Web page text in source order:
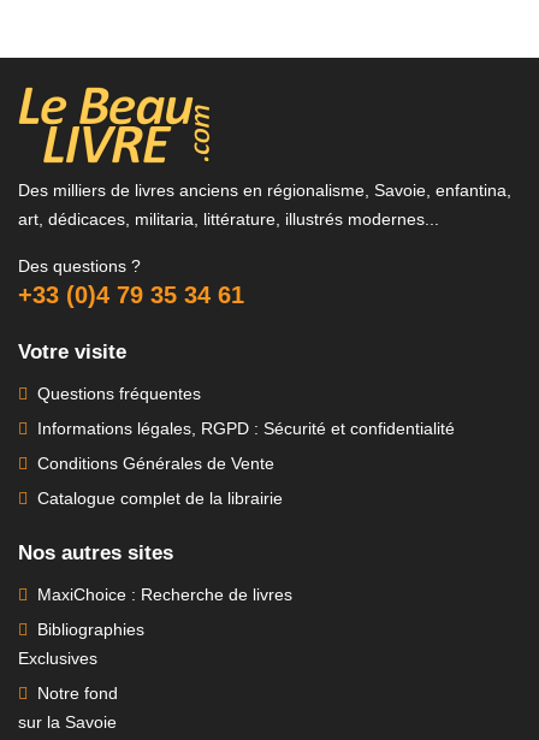
Des milliers de livres anciens en régionalisme, Savoie, enfantina,
art, dédicaces, militaria, littérature, illustrés modernes...
Des questions ?
+33 (0)4 79 35 34 61
Votre visite
Questions fréquentes
Informations légales, RGPD : Sécurité et confidentialité
Conditions Générales de Vente
Catalogue complet de la librairie
Nos autres sites
MaxiChoice : Recherche de livres
Bibliographies
Exclusives
Notre fond
sur la Savoie